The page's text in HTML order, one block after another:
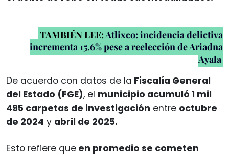
TAMBIÉN LEE:Atlixco: incidencia delictiva
incrementa 15.6% pese a reelección de Ariadna
Ayala
De acuerdo con datos de la Fiscalía General
del Estado (FGE), el municipio acumuló 1 mil
495 carpetas de investigación entre octubre
de 2024 y abril de 2025.
Esto refiere que en promedio se cometen